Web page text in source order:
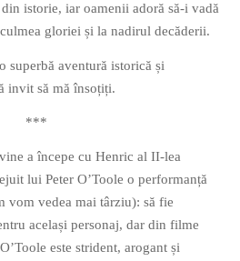
istorie, iar oamenii adoră să-i vadă
gloriei și la nadirul decăderii.
superbă aventură istorică și
invit să mă însoțiți.
***
a începe cu Henric al II-lea
lui Peter O’Toole o performanță
vom vedea mai târziu): să fie
același personaj, dar din filme
este strident, arogant și